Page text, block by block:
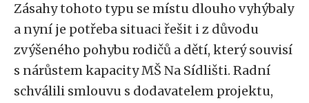
Zásahy tohoto typu se místu dlouho vyhýbaly
a nyní je potřeba situaci řešit i z důvodu
zvýšeného pohybu rodičů a dětí, který souvisí
s nárůstem kapacity MŠ Na Sídlišti. Radní
schválili smlouvu s dodavatelem projektu,